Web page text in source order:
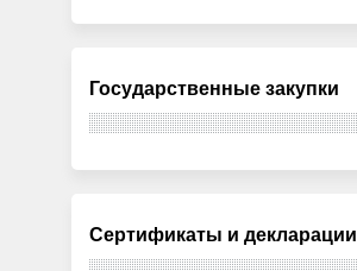
Государственные закупки
Сертификаты и декларации